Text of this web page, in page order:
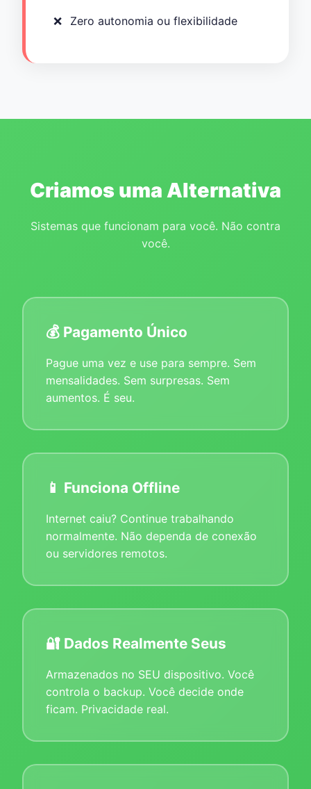
Zero autonomia ou flexibilidade
Criamos uma Alternativa
Sistemas que funcionam para você. Não contra
você.
💰 Pagamento Único
Pague uma vez e use para sempre. Sem
mensalidades. Sem surpresas. Sem
aumentos. É seu.
📱 Funciona Offline
Internet caiu? Continue trabalhando
normalmente. Não dependa de conexão
ou servidores remotos.
🔐 Dados Realmente Seus
Armazenados no SEU dispositivo. Você
controla o backup. Você decide onde
ficam. Privacidade real.